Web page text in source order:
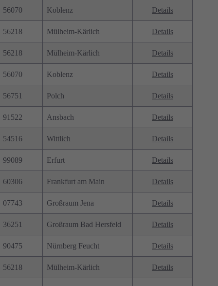
56070 Koblenz Details
56218 Mülheim-Kärlich Details
56218 Mülheim-Kärlich Details
56070 Koblenz Details
56751 Polch Details
91522 Ansbach Details
54516 Wittlich Details
99089 Erfurt Details
60306 Frankfurt am Main Details
07743 Großraum Jena Details
36251 Großraum Bad Hersfeld Details
90475 Nürnberg Feucht Details
56218 Mülheim-Kärlich Details